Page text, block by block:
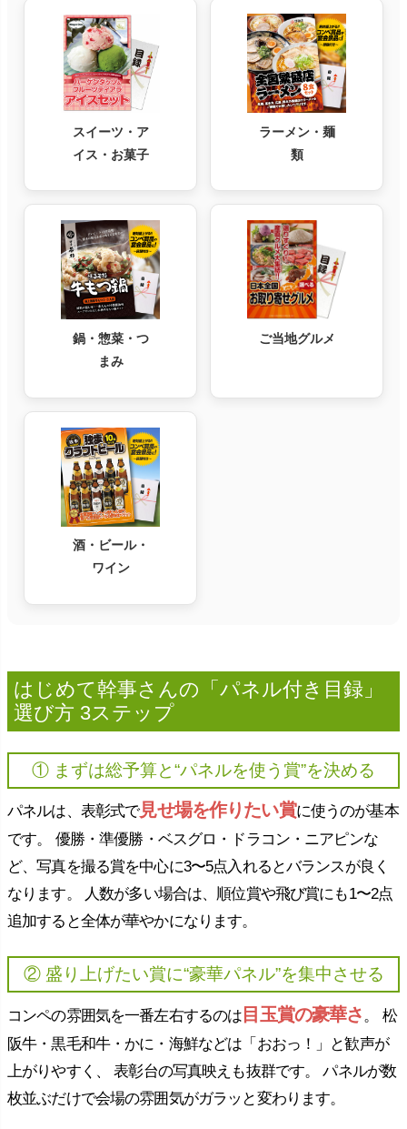
スイーツ・ア
イス・お菓子
ラーメン・麺
類
鍋・惣菜・つ
まみ
ご当地グルメ
酒・ビール・
ワイン
はじめて幹事さんの「パネル付き目録」
選び方 3ステップ
① まずは総予算と“パネルを使う賞”を決める
パネルは、表彰式で見せ場を作りたい賞に使うのが基本
です。 優勝・準優勝・ベスグロ・ドラコン・ニアピンな
ど、写真を撮る賞を中心に3〜5点入れるとバランスが良く
なります。 人数が多い場合は、順位賞や飛び賞にも1〜2点
追加すると全体が華やかになります。
② 盛り上げたい賞に“豪華パネル”を集中させる
コンペの雰囲気を一番左右するのは 目玉賞の豪華さ 。 松
阪牛・黒毛和牛・かに・海鮮などは「おおっ！」と歓声が
上がりやすく、 表彰台の写真映えも抜群です。 パネルが数
枚並ぶだけで会場の雰囲気がガラッと変わります。